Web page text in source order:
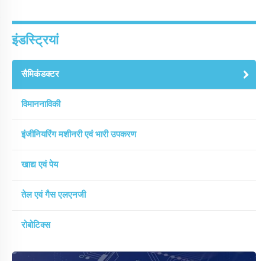
इंडस्ट्रियां
सैमिकंडक्टर
विमाननाविकी
इंजीनियरिंग मशीनरी एवं भारी उपकरण
खाद्य एवं पेय
तेल एवं गैस एलएनजी
रोबोटिक्स